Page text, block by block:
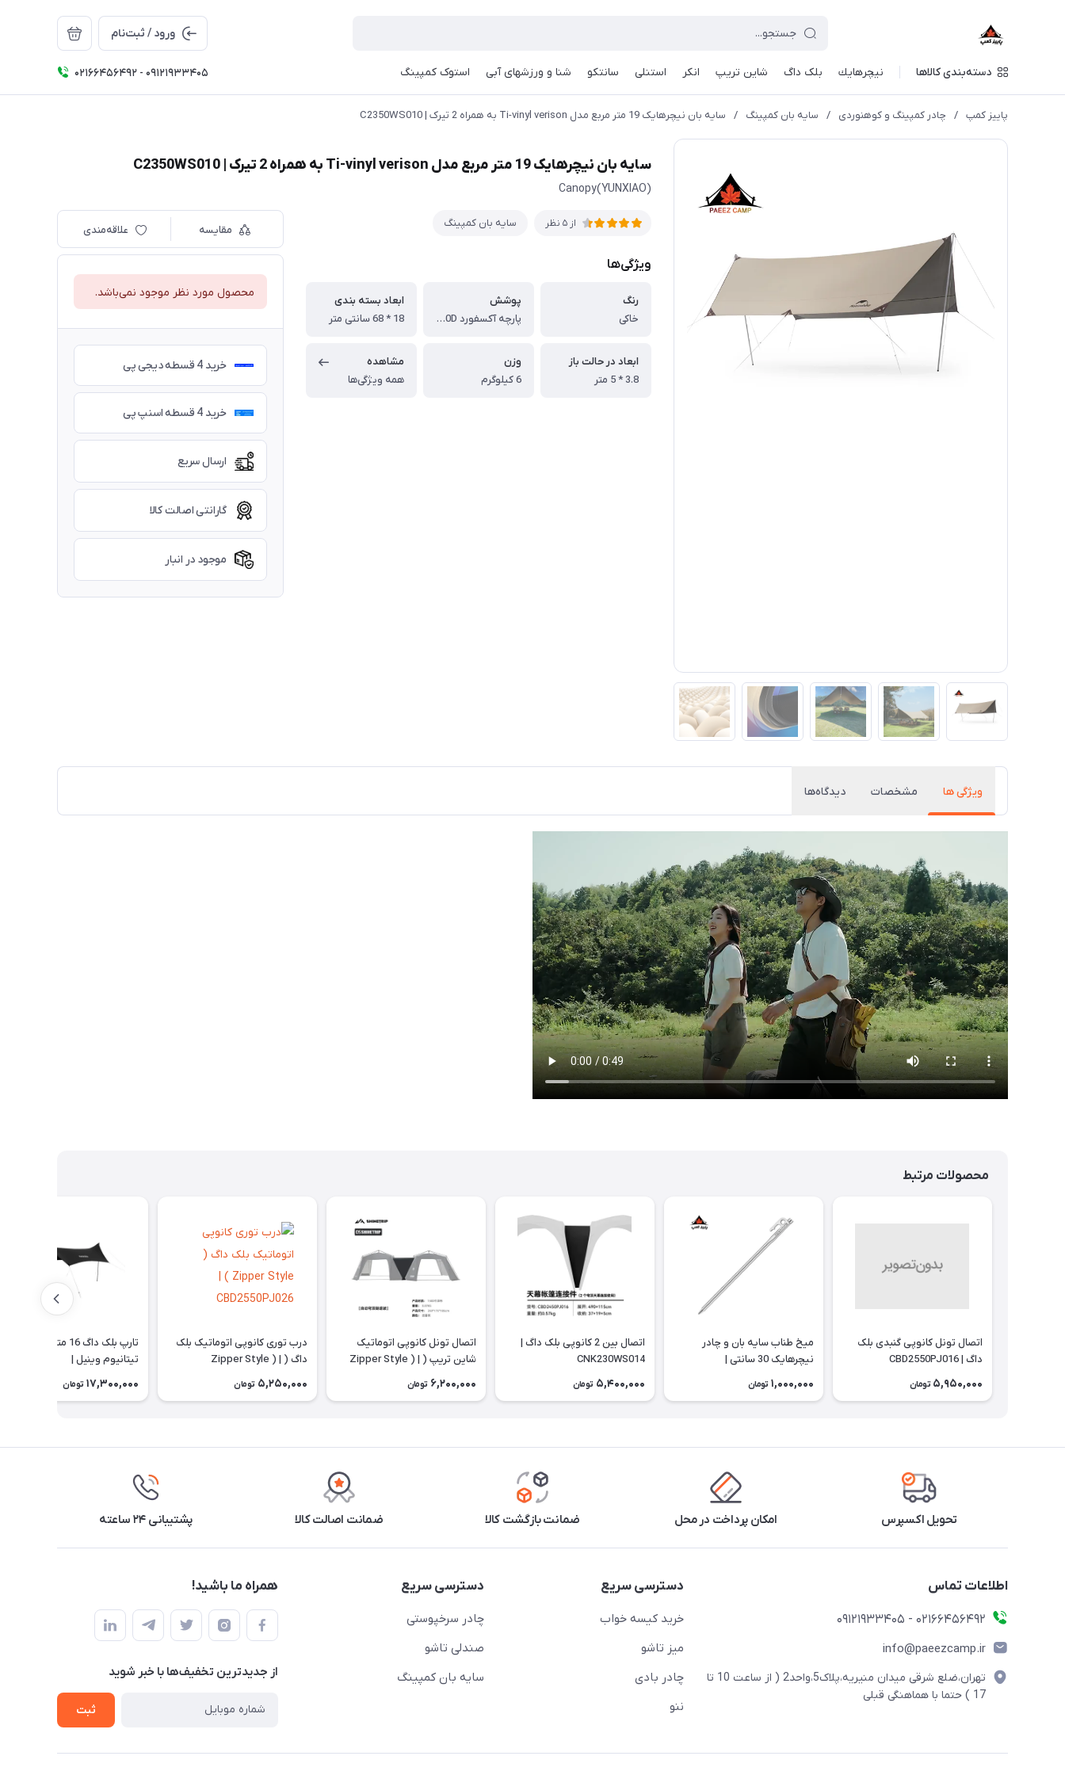
ورود / ثبت‌نام
دسته‌بندی کالاها نيچرهايك بلک داگ شاین تریپ انکر استنلی سانتکو شنا و ورزشهای آبی استوک کمپینگ 02166456492 - 09121933405
پاییز کمپ / چادر کمپینگ و کوهنوردی / سایه بان کمپینگ / سایه بان نیچرهایک 19 متر مربع مدل Ti-vinyl verison به همراه 2 تیرک | C2350WS010
سایه بان نیچرهایک 19 متر مربع مدل Ti-vinyl verison به همراه 2 تیرک | C2350WS010
(YUNXIAO)Canopy
از 5 نظر سایه بان کمپینگ
ویژگی‌ها
رنگ
خاکی
پوشش
پارچه آکسفورد 150D با لایه نقره ای
ابعاد بسته بندی
18 * 68 سانتی متر
ابعاد در حالت باز
3.8 * 5 متر
وزن
6 کیلوگرم
مشاهده
همه ویژگی‌ها
مقایسه علاقه‌مندی
محصول مورد نظر موجود نمی‌باشد.
خرید 4 قسطه دیجی پی
خرید 4 قسطه اسنپ پی
ارسال سریع
گارانتی اصالت کالا
موجود در انبار
ویژگی ها مشخصات دیدگاه‌ها
محصولات مرتبط
اتصال تونل کانوپی گنبدی بلک
داگ | CBD2550PJ016
5,950,000 تومان
میخ طناب سایه بان و چادر
نیچرهایک 30 سانتی |
NH19PJ014
1,000,000 تومان
اتصال بین 2 کانوپی بلک داگ |
CNK230WS014
5,400,000 تومان
اتصال تونل کانوپی اتوماتیک
شاین تریپ ( Zipper Style ) |
6,200,000 تومان
درب توری کانوپی اتوماتیک بلک
داگ ( Zipper Style ) |
CBD2550PJ026
5,250,000 تومان
تارپ بلک داگ 16 متر مربع
تیتانیوم وینیل |
CBD2450WS023
17,300,000 تومان
تحویل اکسپرس امکان پرداخت در محل ضمانت بازگشت کالا ضمانت اصالت کالا پشتیبانی ۲۴ ساعته
اطلاعات تماس
02166456492 - 09121933405
info@paeezcamp.ir
تهران،ضلع شرقی میدان منیریه،پلاک5،واحد2 ( از ساعت 10 تا
17 ) حتما با هماهنگی قبلی
دسترسی سریع
خرید کیسه خواب
میز تاشو
چادر بادی
ننو
دسترسی سریع
چادر سرخپوستی
صندلی تاشو
سایه بان کمپینگ
همراه ما باشید!
از جدید‌ترین تخفیف‌ها با‌ خبر شوید
ثبت